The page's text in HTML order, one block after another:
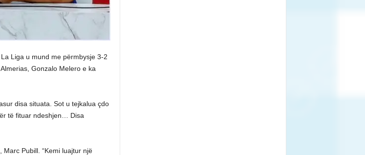
Liga u mund me përmbysje 3-2
Gonzalo Melero e ka
disa situata. Sot u tejkalua çdo
të fituar ndeshjen… Disa
Pubill. “Kemi luajtur një